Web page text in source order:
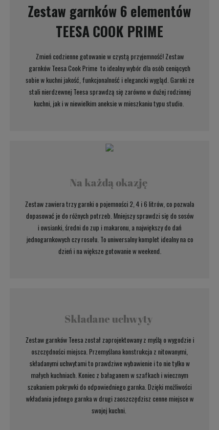
Zestaw garnków 6 elementów
TEESA COOK PRIME
Zmień codzienne gotowanie w czystą przyjemność! Zestaw
garnków Teesa Cook Prime to idealny wybór dla osób ceniących
sobie w kuchni jakość, funkcjonalność i elegancki wygląd. Garnki ze
stali nierdzewnej Teesa sprawdzą się zarówno w dużej rodzinnej
kuchni, jak i w niewielkim aneksie w mieszkaniu typu studio.
Na każdą okazję
Zestaw zawiera trzy garnki o pojemności 2, 4 i 6 litrów, co pozwala
dopasować je do różnych potrzeb. Mniejszy sprawdzi się do sosów
i owsianki, średni do zup i makaronu, a największy do dań
jednogarnkowych czy rosołu. To uniwersalny komplet idealny na co
dzień i na większe gotowanie w weekend.
Składane uchwyty
Zestaw garnków Teesa został zaprojektowany z myślą o wygodzie i
oszczędności miejsca. Przemyślana konstrukcja z nitowanymi,
składanymi uchwytami to prawdziwe wybawienie i to nie tylko w
małych kuchniach. Koniec z bałaganem w szafkach i wiecznym
szukaniem pokrywki do odpowiedniego garnka. Dzięki możliwości
wkładania jednego garnka w drugi zaoszczędzisz cenne miejsce w
swojej kuchni.